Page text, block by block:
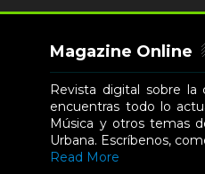
Magazine Online
Revista digital sobre la
encuentras todo lo
Música y otros temas
Urbana. Escríbenos,
Read More